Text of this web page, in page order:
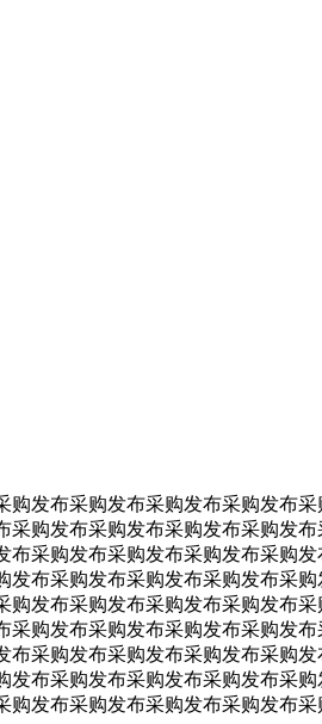
发布采购发布采购发布采购发布
采购发布采购发布采购发布采购发布
布采购发布采购发布采购发布采购发
发布采购发布采购发布采购发布采购
购发布采购发布采购发布采购发布采
采购发布采购发布采购发布采购发布
布采购发布采购发布采购发布采购发
发布采购发布采购发布采购发布采购
购发布采购发布采购发布采购发布